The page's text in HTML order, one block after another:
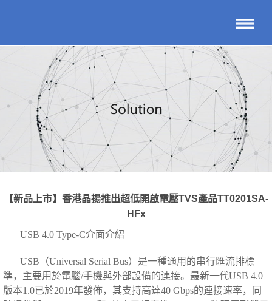
【新品上市】香港晶揚推出超低開啟電壓TVS產品TT0201SA-
HFx
USB 4.0 Type-C介面介紹
USB（Universal Serial Bus）是一種通用的串行匯流排標
準，主要用於電腦/手機與外部設備的連接。最新一代USB 4.0
版本1.0已於2019年發佈，其支持高達40 Gbps的連接速率，同